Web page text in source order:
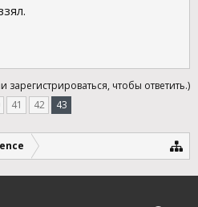
чтобы ответить.)
41 42 43